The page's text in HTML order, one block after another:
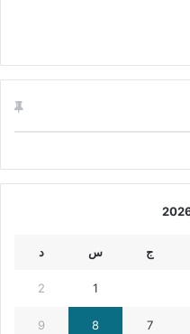
ج س د
1
2
7
8
9